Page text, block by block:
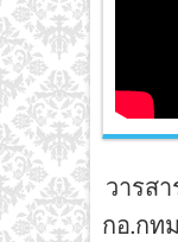
วารส
กอ.กทม